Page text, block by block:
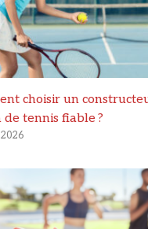
choisir un
tennis fiable ?